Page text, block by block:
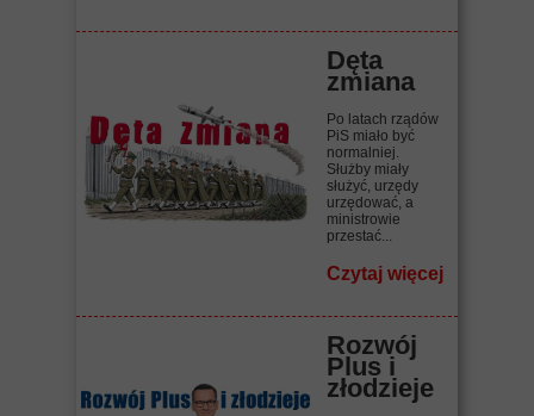
Dęta
zmiana
Po latach rządów
PiS miało być
normalniej.
Służby miały
służyć, urzędy
urzędować, a
ministrowie
przestać...
Czytaj więcej
Rozwój
Plus i
złodzieje